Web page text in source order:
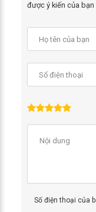
được ý kiến của bạn
Số điện thoại của